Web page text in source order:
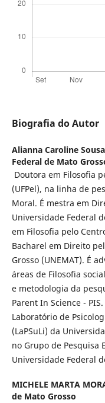
Biografia do Autor
Alianna Caroline
Federal de Mato
Doutora em Filosofia
(UFPel), na linha de
Moral. É mestra em
Universidade Federal
em Filosofia pelo
Bacharel em Direito
Grosso (UNEMAT). É
áreas de Filosofia
e metodologia da
Parent In Science -
Laboratório de
(LaPSuLi) da
no Grupo de Pesquisa
Universidade Federal
MICHELE MARTA
de Mato Grosso